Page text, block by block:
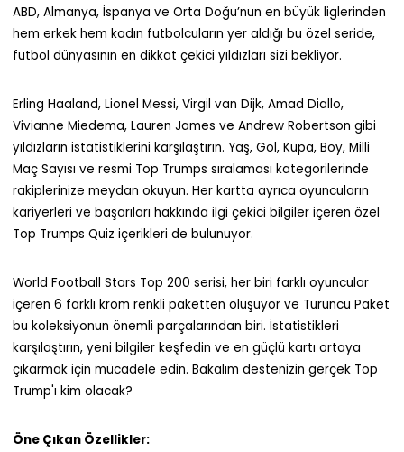
ABD, Almanya, İspanya ve Orta Doğu’nun en büyük liglerinden
hem erkek hem kadın futbolcuların yer aldığı bu özel seride,
futbol dünyasının en dikkat çekici yıldızları sizi bekliyor.
Erling Haaland, Lionel Messi, Virgil van Dijk, Amad Diallo,
Vivianne Miedema, Lauren James ve Andrew Robertson gibi
yıldızların istatistiklerini karşılaştırın. Yaş, Gol, Kupa, Boy, Milli
Maç Sayısı ve resmi Top Trumps sıralaması kategorilerinde
rakiplerinize meydan okuyun. Her kartta ayrıca oyuncuların
kariyerleri ve başarıları hakkında ilgi çekici bilgiler içeren özel
Top Trumps Quiz içerikleri de bulunuyor.
World Football Stars Top 200 serisi, her biri farklı oyuncular
içeren 6 farklı krom renkli paketten oluşuyor ve Turuncu Paket
bu koleksiyonun önemli parçalarından biri. İstatistikleri
karşılaştırın, yeni bilgiler keşfedin ve en güçlü kartı ortaya
çıkarmak için mücadele edin. Bakalım destenizin gerçek Top
Trump'ı kim olacak?
Öne Çıkan Özellikler: